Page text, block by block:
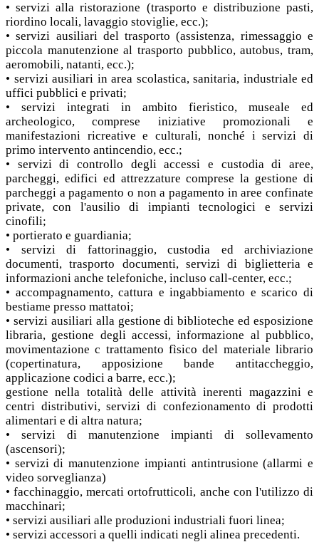
• servizi alla ristorazione (trasporto e distribuzione pasti,
riordino locali, lavaggio stoviglie, ecc.);
• servizi ausiliari del trasporto (assistenza, rimessaggio e
piccola manutenzione al trasporto pubblico, autobus, tram,
aeromobili, natanti, ecc.);
• servizi ausiliari in area scolastica, sanitaria, industriale ed
uffici pubblici e privati;
• servizi integrati in ambito fieristico, museale ed
archeologico, comprese iniziative promozionali e
manifestazioni ricreative e culturali, nonché i servizi di
primo intervento antincendio, ecc.;
• servizi di controllo degli accessi e custodia di aree,
parcheggi, edifici ed attrezzature comprese la gestione di
parcheggi a pagamento o non a pagamento in aree confinate
private, con l'ausilio di impianti tecnologici e servizi
cinofili;
• portierato e guardiania;
• servizi di fattorinaggio, custodia ed archiviazione
documenti, trasporto documenti, servizi di biglietteria e
informazioni anche telefoniche, incluso call-center, ecc.;
• accompagnamento, cattura e ingabbiamento e scarico di
bestiame presso mattatoi;
• servizi ausiliari alla gestione di biblioteche ed esposizione
libraria, gestione degli accessi, informazione al pubblico,
movimentazione c trattamento fìsico del materiale librario
(copertinatura, apposizione bande antitaccheggio,
applicazione codici a barre, ecc.);
gestione nella totalità delle attività inerenti magazzini e
centri distributivi, servizi di confezionamento di prodotti
alimentari e di altra natura;
• servizi di manutenzione impianti di sollevamento
(ascensori);
• servizi di manutenzione impianti antintrusione (allarmi e
video sorveglianza)
• facchinaggio, mercati ortofrutticoli, anche con l'utilizzo di
macchinari;
• servizi ausiliari alle produzioni industriali fuori linea;
• servizi accessori a quelli indicati negli alinea precedenti.